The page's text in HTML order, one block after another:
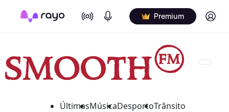
On Air Podcasts Premium Log in
ÚltimasMúsicaDesportoTrânsito